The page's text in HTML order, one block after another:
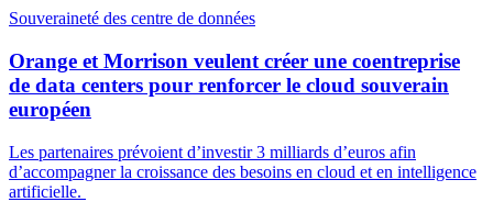
Souveraineté des centre de données
Orange et Morrison veulent créer une coentreprise
de data centers pour renforcer le cloud souverain
européen
Les partenaires prévoient d’investir 3 milliards d’euros afin
d’accompagner la croissance des besoins en cloud et en intelligence
artificielle.